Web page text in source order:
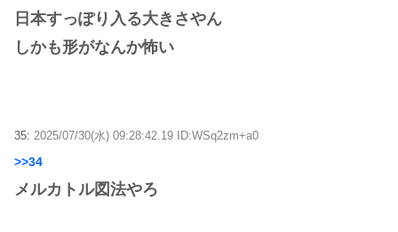
日本すっぽり入る大きさやん
しかも形がなんか怖い
35: 2025/07/30(水) 09:28:42.19 ID:WSq2zm+a0
>>34
メルカトル図法やろ